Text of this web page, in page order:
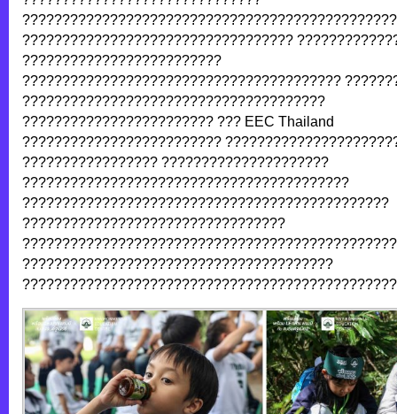
??????????????????????????????????
?????????????????????????
????????????????????????????????????????
??????????????????????????????????????
???????????????????????? ??? EEC Thailand
?????????????????????????
????????????????? ?????????????????????
?????????????????????????????????????????
??????????????????????????????????????????????
?????????????????????????????????
???????????????????????????????????????